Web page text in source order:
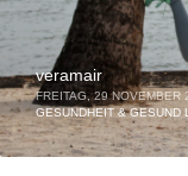
veramair
FREITAG, 29 NOVEMBER
GESUNDHEIT & GESUND